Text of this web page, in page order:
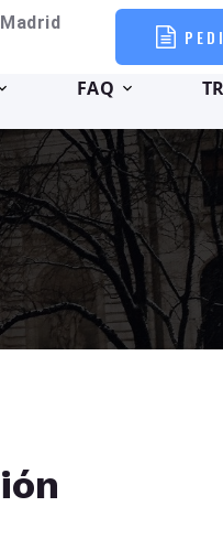
FAQ